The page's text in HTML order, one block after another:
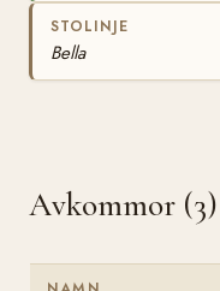
STOLINJE
Bella
Avkommor (3)